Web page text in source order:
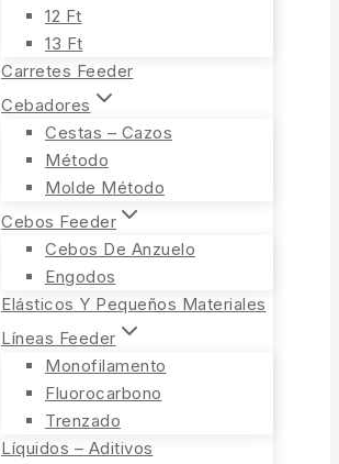
12 Ft
13 Ft
Carretes Feeder
Cebadores
Cestas – Cazos
Método
Molde Método
Cebos Feeder
Cebos De Anzuelo
Engodos
Elásticos Y Pequeños Materiales
Líneas Feeder
Monofilamento
Fluorocarbono
Trenzado
Líquidos – Aditivos